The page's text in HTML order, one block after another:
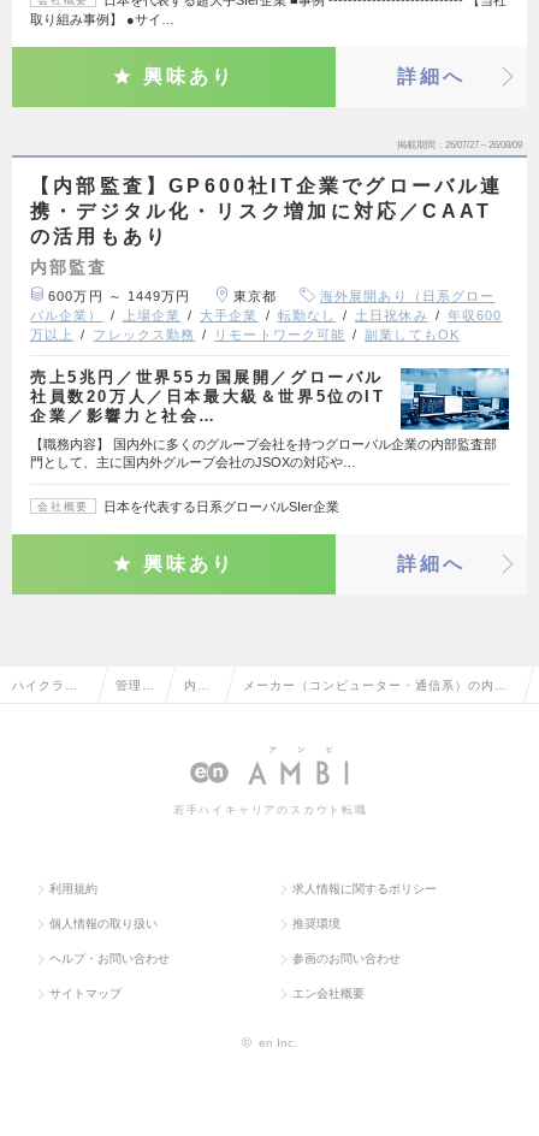
取り組み事例】 ●サイ…
興味あり 詳細へ
掲載期間 26/07/27～26/08/09
【内部監査】GP600社IT企業でグローバル連
携・デジタル化・リスク増加に対応／CAAT
の活用もあり
内部監査
600万円 ～ 1449万円 東京都
海外展開あり（日系グロー
バル企業）
上場企業 大手企業 転勤なし 土日祝休み
年収600
万以上
フレックス勤務 リモートワーク可能 副業してもOK
売上5兆円／世界55カ国展開／グローバル
社員数20万人／日本最大級＆世界5位のIT
企業／影響力と社会…
【職務内容】 国内外に多くのグループ会社を持つグローバル企業の内部監査部
門として、主に国内外グループ会社のJSOXの対応や…
会社概要 日本を代表する日系グローバルSIer企業
興味あり 詳細へ
ハイクラス 管理部 内部 メーカー（コンピューター・通信系）の内部
若手ハイキャリアのスカウト転職
利用規約 求人情報に関するポリシー
個人情報の取り扱い 推奨環境
ヘルプ・お問い合わせ 参画のお問い合わせ
サイトマップ エン会社概要
© en Inc.